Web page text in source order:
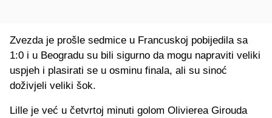
Zvezda je prošle sedmice u Francuskoj pobijedila sa
1:0 i u Beogradu su bili sigurno da mogu napraviti veliki
uspjeh i plasirati se u osminu finala, ali su sinoć
doživjeli veliki šok.
Lille je već u četvrtoj minuti golom Olivierea Girouda